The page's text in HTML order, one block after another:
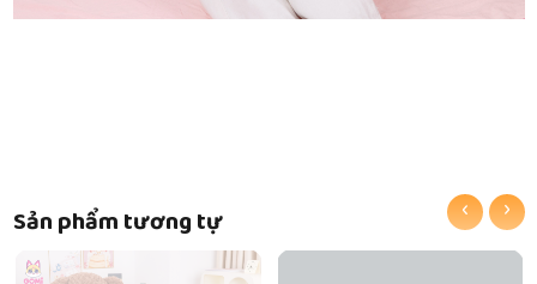
Sản phẩm tương tự ‹ ›